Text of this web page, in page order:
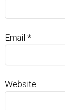
Email *
Website